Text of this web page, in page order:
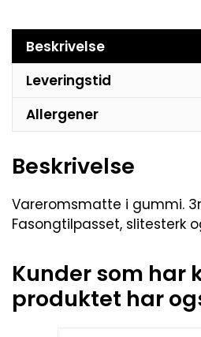
Beskrivelse
Leveringstid
Allergener
Beskrivelse
Vareromsmatte i gummi.
Fasongtilpasset, slitesterk
Kunder som har
produktet har